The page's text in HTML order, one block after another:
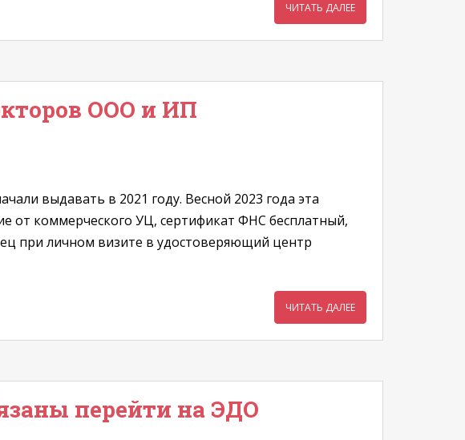
ЧИТАТЬ ДАЛЕЕ
ООО и ИП
выдавать в 2021 году. Весной 2023 года эта
от коммерческого УЦ, сертификат ФНС бесплатный,
при личном визите в удостоверяющий центр
ЧИТАТЬ ДАЛЕЕ
перейти на ЭДО